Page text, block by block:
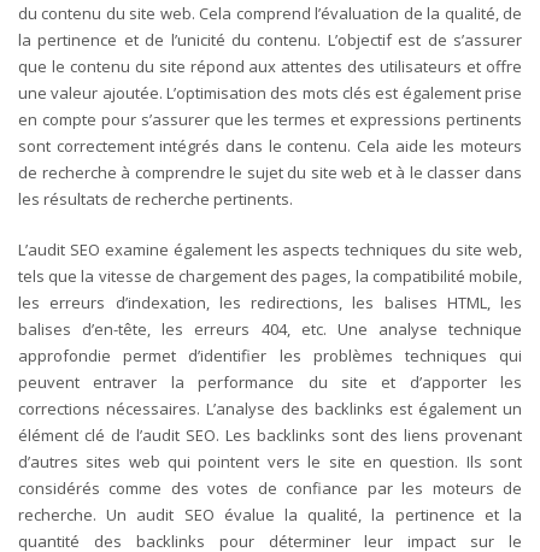
du contenu du site web. Cela comprend l’évaluation de la qualité, de
la pertinence et de l’unicité du contenu. L’objectif est de s’assurer
que le contenu du site répond aux attentes des utilisateurs et offre
une valeur ajoutée. L’optimisation des mots clés est également prise
en compte pour s’assurer que les termes et expressions pertinents
sont correctement intégrés dans le contenu. Cela aide les moteurs
de recherche à comprendre le sujet du site web et à le classer dans
les résultats de recherche pertinents.
L’audit SEO examine également les aspects techniques du site web,
tels que la vitesse de chargement des pages, la compatibilité mobile,
les erreurs d’indexation, les redirections, les balises HTML, les
balises d’en-tête, les erreurs 404, etc. Une analyse technique
approfondie permet d’identifier les problèmes techniques qui
peuvent entraver la performance du site et d’apporter les
corrections nécessaires. L’analyse des backlinks est également un
élément clé de l’audit SEO. Les backlinks sont des liens provenant
d’autres sites web qui pointent vers le site en question. Ils sont
considérés comme des votes de confiance par les moteurs de
recherche. Un audit SEO évalue la qualité, la pertinence et la
quantité des backlinks pour déterminer leur impact sur le